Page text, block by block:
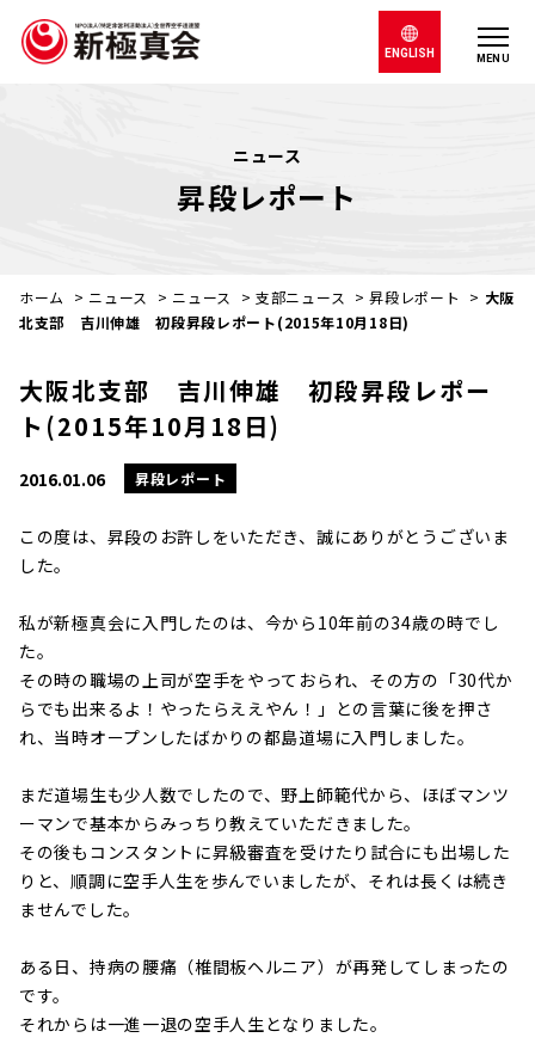
MENU
ENGLISH
ニュース
昇段レポート
ホーム > ニュース > ニュース >支部ニュース >昇段レポート > 大阪
北支部 吉川伸雄 初段昇段レポート(2015年10月18日)
大阪北支部 吉川伸雄 初段昇段レポー
ト(2015年10月18日)
2016.01.06 昇段レポート
この度は、昇段のお許しをいただき、誠にありがとうございま
した。
私が新極真会に入門したのは、今から10年前の34歳の時でし
た。
その時の職場の上司が空手をやっておられ、その方の「30代か
らでも出来るよ！やったらええやん！」との言葉に後を押さ
れ、当時オープンしたばかりの都島道場に入門しました。
まだ道場生も少人数でしたので、野上師範代から、ほぼマンツ
ーマンで基本からみっちり教えていただきました。
その後もコンスタントに昇級審査を受けたり試合にも出場した
りと、順調に空手人生を歩んでいましたが、それは長くは続き
ませんでした。
ある日、持病の腰痛（椎間板ヘルニア）が再発してしまったの
です。
それからは一進一退の空手人生となりました。